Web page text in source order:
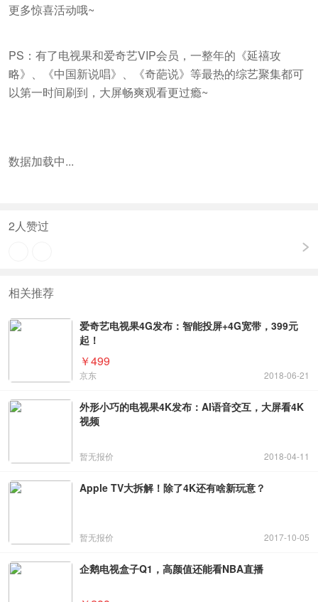
更多惊喜活动哦~
PS：有了电视果和爱奇艺VIP会员，一整年的《延禧攻
略》、《中国新说唱》、《奇葩说》等最热的综艺聚集都可
以第一时间刷到，大屏畅爽观看更过瘾~
数据加载中...
2人赞过
相关推荐
爱奇艺电视果4G发布：智能投屏+4G宽带，399元
起！
￥499
京东 2018-06-21
外形小巧的电视果4K发布：AI语音交互，大屏看4K
视频
暂无报价 2018-04-11
Apple TV大拆解！除了4K还有啥新玩意？
暂无报价 2017-10-05
企鹅电视盒子Q1，高颜值还能看NBA直播